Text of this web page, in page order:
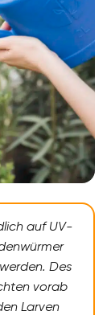
auf UV-
Des
vorab
Larven